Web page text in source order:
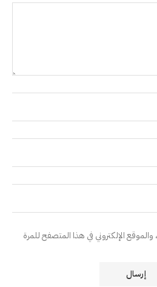
والموقع الإلكتروني في هذا المتصفح للمرة